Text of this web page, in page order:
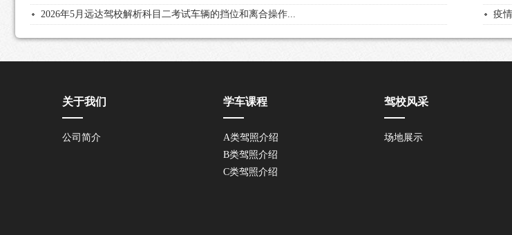
2026年5月远达驾校解析科目二考试车辆的挡位和离合操作...
疫
关于我们
公司简介
学车课程
A类驾照介绍
B类驾照介绍
C类驾照介绍
驾校风采
场地展示